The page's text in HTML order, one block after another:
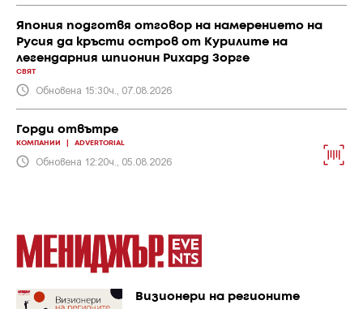
Япония подготвя отговор на намерението на
Русия да кръсти остров от Курилите на
легендарния шпионин Рихард Зорге
СВЯТ
Обновена 15:30ч., 07.08.2026
Горди отвътре
КОМПАНИИ ADVERTORIAL
Обновена 12:20ч., 05.08.2026
Визионери на регионите